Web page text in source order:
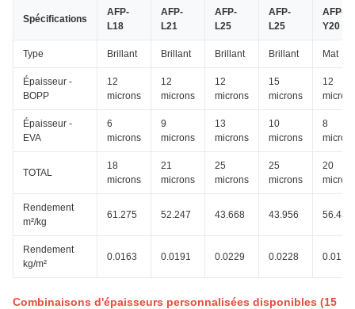
Spécifications
AFP-
L18
AFP-
L21
AFP-
L25
AFP-
L25
AFP-
Y20
Type Brillant Brillant Brillant Brillant Mat
Épaisseur -
BOPP
12
microns
12
microns
12
microns
15
microns
12
Épaisseur -
EVA
6
microns
9
microns
13
microns
10
microns
8
TOTAL
18
microns
21
microns
25
microns
25
microns
20
Rendement
m²/kg
61.275 52.247 43.668 43.956 56.433
Rendement
kg/m²
0.0163 0.0191 0.0229 0.0228 0.0177
Combinaisons d'épaisseurs personnalisées disponibles (15